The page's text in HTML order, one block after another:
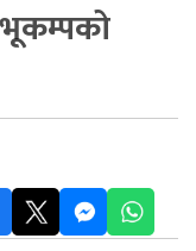
भूकम्पको